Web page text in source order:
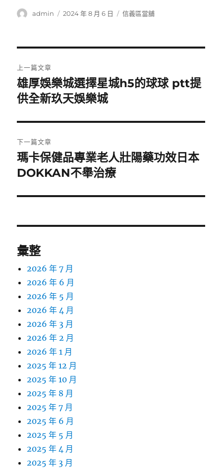
作
admin
發
2024 年 8 月 6 日
分
信義區當舖
章
導
覽
上一篇文章
上
一
文
章:
雄厚娛樂城選擇星城h5的球球 ptt提
供全新玖天娛樂城
下一篇文章
下
一
文
瑪卡保健品專業老人壯陽藥功效日本
DOKKAN不舉治療
彙整
2026 年 7 月
2026 年 6 月
2026 年 5 月
2026 年 4 月
2026 年 3 月
2026 年 2 月
2026 年 1 月
2025 年 12 月
2025 年 10 月
2025 年 8 月
2025 年 7 月
2025 年 6 月
2025 年 5 月
2025 年 4 月
2025 年 3 月